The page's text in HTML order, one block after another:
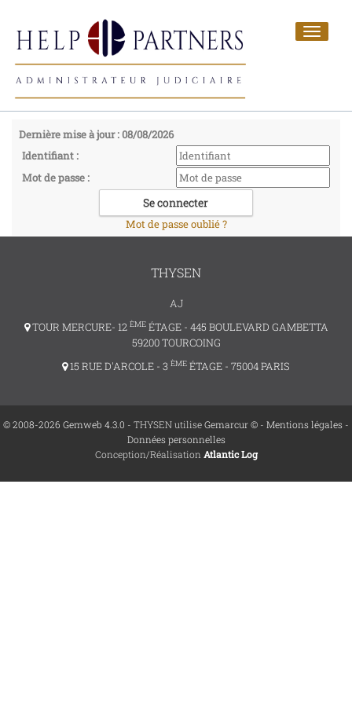
Toggle
Dernière mise à jour : 08/08/2026
Identifiant :
Mot de passe :
Mot de passe oublié ?
THYSEN
AJ
TOUR MERCURE- 12 ÈMEÉTAGE - 445 BOULEVARD GAMBETTA
59200 TOURCOING
15 RUE D'ARCOLE - 3 ÈME ÉTAGE - 75004 PARIS
© 2008-2026 Gemweb 4.3.0 - THYSEN utiliseGemarcur © - Mentions légales -
Données personnelles
Conception/Réalisation Atlantic Log